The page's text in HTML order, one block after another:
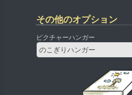
その他のオプション
ピクチャーハンガー
のこぎりハンガー